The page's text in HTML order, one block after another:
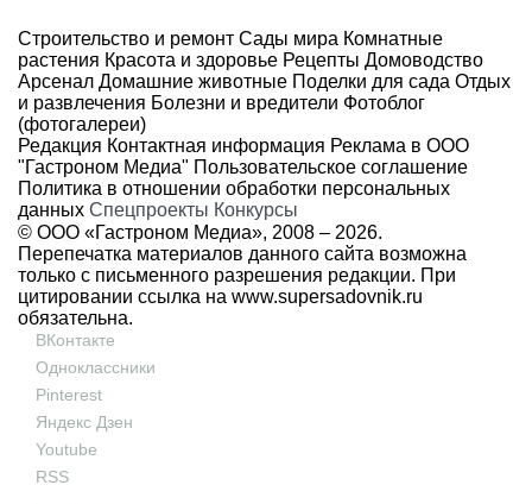
Строительство и ремонт Сады мира Комнатные
растения Красота и здоровье Рецепты Домоводство
Арсенал Домашние животные Поделки для сада Отдых
и развлечения Болезни и вредители Фотоблог
(фотогалереи)
Редакция Контактная информация Реклама в ООО
"Гастроном Медиа" Пользовательское соглашение
Политика в отношении обработки персональных
данных Спецпроекты Конкурсы
© ООО «Гастроном Медиа», 2008 – 2026.
Перепечатка материалов данного сайта возможна
только с письменного разрешения редакции. При
цитировании ссылка на www.supersadovnik.ru
обязательна.
ВКонтакте
Одноклассники
Pinterest
Яндекс Дзен
Youtube
RSS